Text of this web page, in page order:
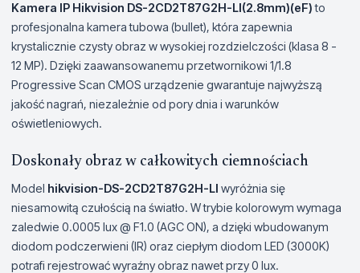
Kamera IP Hikvision DS-2CD2T87G2H-LI(2.8mm)(eF)to
profesjonalna kamera tubowa (bullet), która zapewnia
krystalicznie czysty obraz w wysokiej rozdzielczości (klasa 8 -
12 MP). Dzięki zaawansowanemu przetwornikowi 1/1.8
Progressive Scan CMOS urządzenie gwarantuje najwyższą
jakość nagrań, niezależnie od pory dnia i warunków
oświetleniowych.
Doskonały obraz w całkowitych ciemnościach
Model hikvision-DS-2CD2T87G2H-LI wyróżnia się
niesamowitą czułością na światło. W trybie kolorowym wymaga
zaledwie 0.0005 lux @ F1.0 (AGC ON), a dzięki wbudowanym
diodom podczerwieni (IR) oraz ciepłym diodom LED (3000K)
potrafi rejestrować wyraźny obraz nawet przy 0 lux.